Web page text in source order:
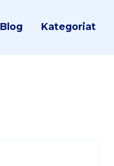
Blog Kategoriat